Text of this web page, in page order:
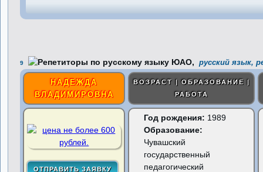
9 русский язык,
НАДЕЖДА
ВЛАДИМИРОВНА
ВОЗРАСТ | ОБРАЗОВАНИЕ |
РАБОТА
Год рождения: 1989
Образование:
Чувашский
государственный
педагогический